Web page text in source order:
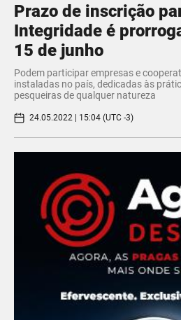
Prazo de inscrição
Integridade é
15 de junho
Podem participar empresas e
instaladas no país, dedicadas às
pesqueiras de qualquer natureza
24.05.2022 | 15:04 (UTC -3)